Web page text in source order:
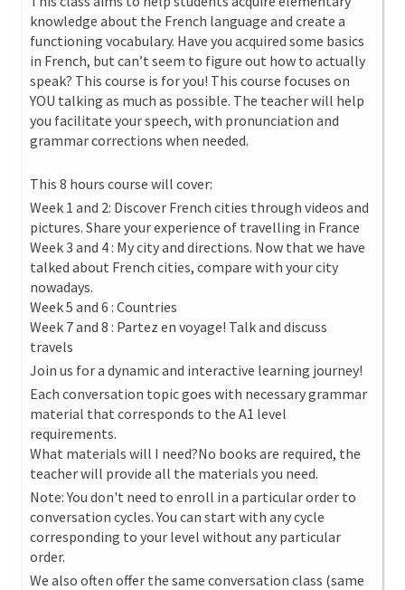
knowledge about the French language and create a
functioning vocabulary. Have you acquired some basics
in French, but can’t seem to figure out how to actually
speak? This course is for you! This course focuses on
YOU talking as much as possible. The teacher will help
you facilitate your speech, with pronunciation and
grammar corrections when needed.
This 8 hours course will cover:
Week 1 and 2: Discover French cities through videos and
pictures. Share your experience of travelling in France
Week 3 and 4 : My city and directions. Now that we have
talked about French cities, compare with your city
nowadays.
Week 5 and 6 : Countries
Week 7 and 8 : Partez en voyage! Talk and discuss
travels
Join us for a dynamic and interactive learning journey!
Each conversation topic goes with necessary grammar
material that corresponds to the A1 level
requirements.
What materials will I need?No books are required, the
teacher will provide all the materials you need.
Note: You don't need to enroll in a particular order to
conversation cycles. You can start with any cycle
corresponding to your level without any particular
order.
We also often offer the same conversation class (same